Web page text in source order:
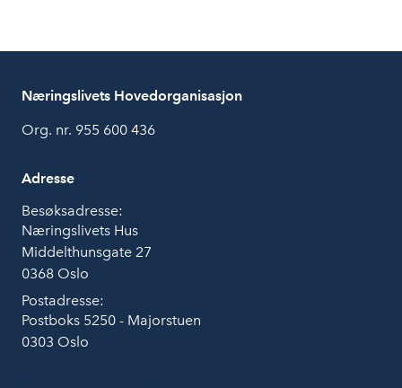
Næringslivets Hovedorganisasjon
Org. nr. 955 600 436
Adresse
Besøksadresse:
Næringslivets Hus
Middelthunsgate 27
0368 Oslo
Postadresse:
Postboks 5250 - Majorstuen
0303 Oslo